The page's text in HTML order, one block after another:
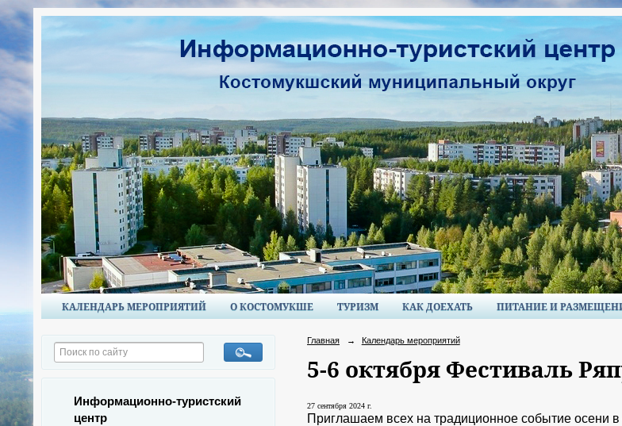
КАЛЕНДАРЬ МЕРОПРИЯТИЙ О КОСТОМУКШЕ ТУРИЗМ КАК ДОЕХАТЬ ПИТАНИЕ И
Информационно-туристский
центр
Главная → Календарь мероприятий
5-6 октября Фестиваль
27 сентября 2024 г.
Приглашаем всех на традиционное событие осени